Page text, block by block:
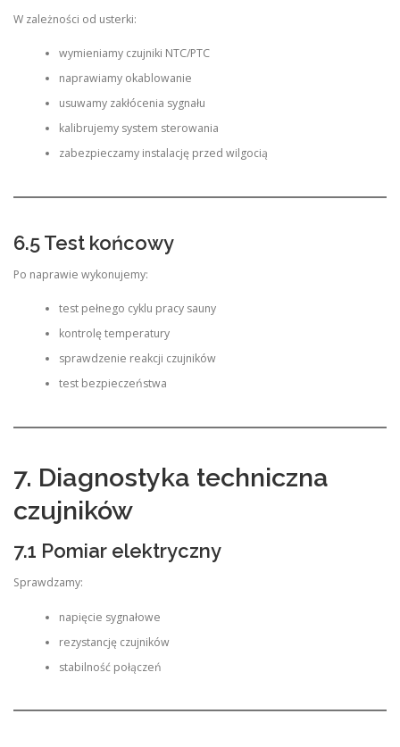
W zależności od usterki:
wymieniamy czujniki NTC/PTC
naprawiamy okablowanie
usuwamy zakłócenia sygnału
kalibrujemy system sterowania
zabezpieczamy instalację przed wilgocią
6.5 Test końcowy
Po naprawie wykonujemy:
test pełnego cyklu pracy sauny
kontrolę temperatury
sprawdzenie reakcji czujników
test bezpieczeństwa
7. Diagnostyka techniczna
czujników
7.1 Pomiar elektryczny
Sprawdzamy:
napięcie sygnałowe
rezystancję czujników
stabilność połączeń